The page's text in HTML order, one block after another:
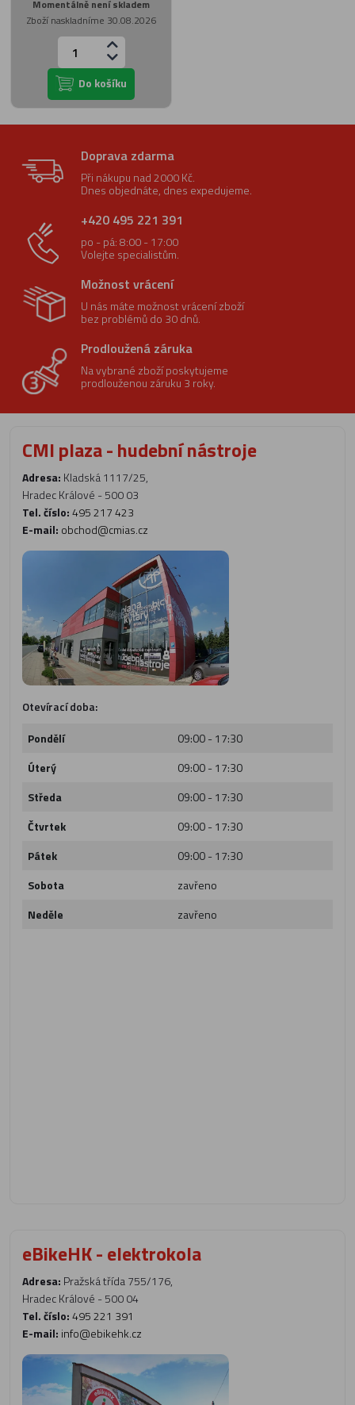
Momentálně není skladem
Zboží naskladníme 30.08.2026
Do košíku
Doprava zdarma
Při nákupu nad 2000 Kč.
Dnes objednáte, dnes expedujeme.
+420 495 221 391
po - pá: 8:00 - 17:00
Volejte specialistům.
Možnost vrácení
U nás máte možnost vrácení zboží
bez problémů do 30 dnů.
Prodloužená záruka
Na vybrané zboží poskytujeme
prodlouženou záruku 3 roky.
CMI plaza - hudební nástroje
Adresa: Kladská 1117/25,
Hradec Králové - 500 03
Tel. číslo:495 217 423
E-mail: obchod@cmias.cz
Otevírací doba:
Pondělí
09:00 - 17:30
Úterý
09:00 - 17:30
Středa
09:00 - 17:30
Čtvrtek
09:00 - 17:30
Pátek
09:00 - 17:30
Sobota
zavřeno
Neděle
zavřeno
eBikeHK - elektrokola
Adresa: Pražská třída 755/176,
Hradec Králové - 500 04
Tel. číslo:495 221 391
E-mail: info@ebikehk.cz